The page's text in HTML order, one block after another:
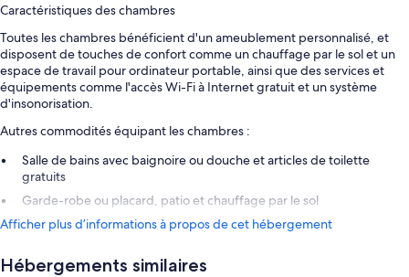
Caractéristiques des chambres
Toutes les chambres bénéficient d'un ameublement personnalisé, et
disposent de touches de confort comme un chauffage par le sol et un
espace de travail pour ordinateur portable, ainsi que des services et
équipements comme l'accès Wi-Fi à Internet gratuit et un système
d'insonorisation.
Autres commodités équipant les chambres :
Salle de bains avec baignoire ou douche et articles de toilette
gratuits
Garde-robe ou placard, patio et chauffage par le sol
Afficher plus d’informations à propos de cet hébergement
Hébergements similaires